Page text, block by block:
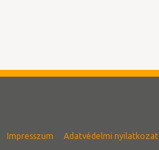
Impresszum Adatvédelmi nyilatkozat